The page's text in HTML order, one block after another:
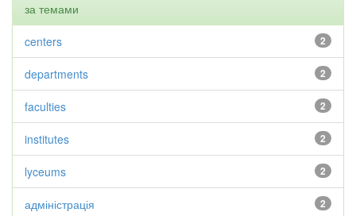
за темами
2
centers
2
departments
2
faculties
2
institutes
2
lyceums
2
адміністрація